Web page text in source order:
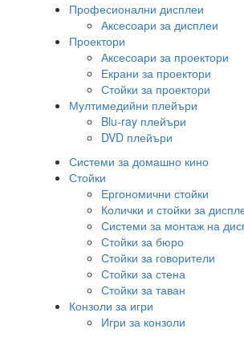
Професионални дисплеи
Аксесоари за дисплеи
Проектори
Аксесоари за проектори
Екрани за проектори
Стойки за проектори
Мултимедийни плейъри
Blu-ray плейъри
DVD плейъри
Системи за домашно кино
Стойки
Ергономични стойки
Колички и стойки за
Системи за монтаж на
Стойки за бюро
Стойки за говорители
Стойки за стена
Стойки за таван
Конзоли за игри
Игри за конзоли